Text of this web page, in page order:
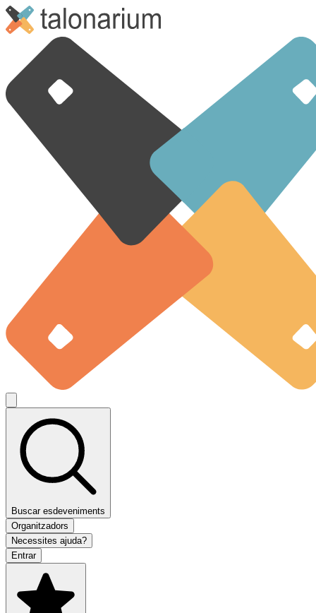
Buscar esdeveniments
Organitzadors
Necessites ajuda?
Entrar